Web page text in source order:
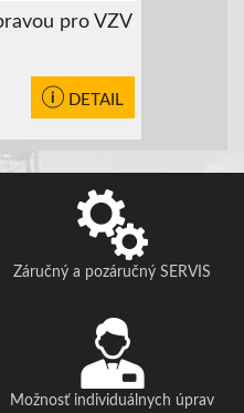
pro VZV
DETAIL
Záručný a pozáručný SERVIS
Možnosť individuálnych úprav